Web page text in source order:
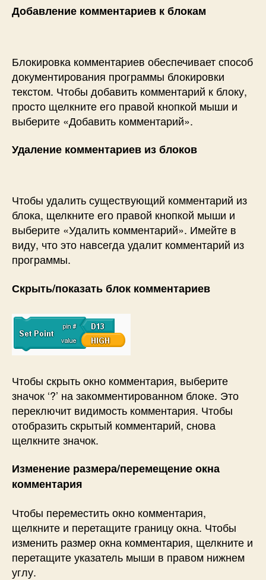
Добавление комментариев к блокам
Блокировка комментариев обеспечивает способ
документирования программы блокировки
текстом. Чтобы добавить комментарий к блоку,
просто щелкните его правой кнопкой мыши и
выберите «Добавить комментарий».
Удаление комментариев из блоков
Чтобы удалить существующий комментарий из
блока, щелкните его правой кнопкой мыши и
выберите «Удалить комментарий». Имейте в
виду, что это навсегда удалит комментарий из
программы.
Скрыть/показать блок комментариев
Чтобы скрыть окно комментария, выберите
значок ‘?’ на закомментированном блоке. Это
переключит видимость комментария. Чтобы
отобразить скрытый комментарий, снова
щелкните значок.
Изменение размера/перемещение окна
комментария
Чтобы переместить окно комментария,
щелкните и перетащите границу окна. Чтобы
изменить размер окна комментария, щелкните и
перетащите указатель мыши в правом нижнем
углу.